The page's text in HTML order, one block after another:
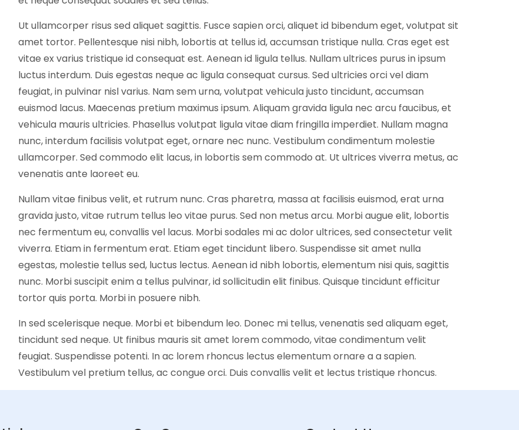
Ut ullamcorper risus sed aliquet sagittis. Fusce sapien orci, aliquet id bibendum eget, volutpat sit
amet tortor. Pellentesque nisi nibh, lobortis at tellus id, accumsan tristique nulla. Cras eget est
vitae ex varius tristique id consequat est. Aenean id ligula tellus. Nullam ultrices purus in ipsum
luctus interdum. Duis egestas neque ac ligula consequat cursus. Sed ultricies orci vel diam
feugiat, in pulvinar nisl varius. Nam sem urna, volutpat vehicula justo tincidunt, accumsan
euismod lacus. Maecenas pretium maximus ipsum. Aliquam gravida ligula nec arcu faucibus, et
vehicula mauris ultricies. Phasellus volutpat ligula vitae diam fringilla imperdiet. Nullam magna
nunc, interdum facilisis volutpat eget, ornare nec nunc. Vestibulum condimentum molestie
ullamcorper. Sed commodo elit lacus, in lobortis sem commodo at. Ut ultrices viverra metus, ac
venenatis ante laoreet eu.
Nullam vitae finibus velit, et rutrum nunc. Cras pharetra, massa at facilisis euismod, erat urna
gravida justo, vitae rutrum tellus leo vitae purus. Sed non metus arcu. Morbi augue elit, lobortis
nec fermentum eu, convallis vel lacus. Morbi sodales mi ac dolor ultrices, sed consectetur velit
viverra. Etiam in fermentum erat. Etiam eget tincidunt libero. Suspendisse sit amet nulla
egestas, molestie tellus sed, luctus lectus. Aenean id nibh lobortis, elementum nisi quis, sagittis
nunc. Morbi suscipit enim a tellus pulvinar, id sollicitudin elit finibus. Quisque tincidunt efficitur
tortor quis porta. Morbi in posuere nibh.
In sed scelerisque neque. Morbi et bibendum leo. Donec mi tellus, venenatis sed aliquam eget,
tincidunt sed neque. Ut finibus mauris sit amet lorem commodo, vitae condimentum velit
feugiat. Suspendisse potenti. In ac lorem rhoncus lectus elementum ornare a a sapien.
Vestibulum vel pretium tellus, ac congue orci. Duis convallis velit et lectus tristique rhoncus.